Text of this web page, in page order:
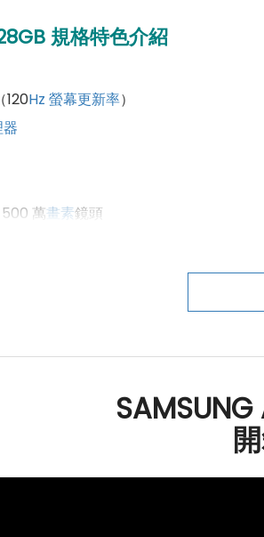
規格特色介紹
120Hz 螢幕更新率）
萬畫素鏡頭